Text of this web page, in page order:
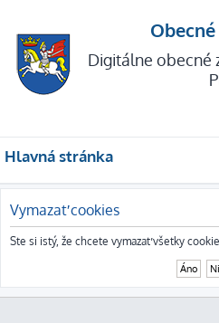
Digitálne obecné
Hlavná stránka
Vymazať cookies
Ste si istý, že chcete vymazať všetky